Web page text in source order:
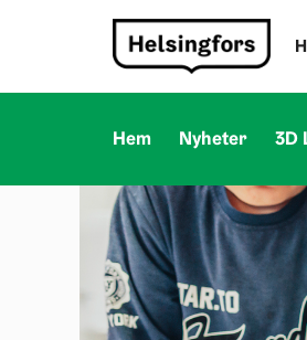
Hem Nyheter 3D